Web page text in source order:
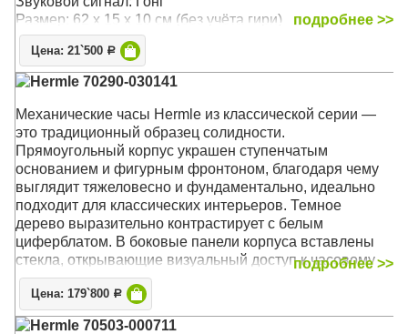
Размер: 62 х 15 х 10 см (без учёта гири)
подробнее >>
Цена: 21`500 Р
Hermle 70290-030141
Механические часы Hermle из классической серии —
это традиционный образец солидности.
Прямоугольный корпус украшен ступенчатым
основанием и фигурным фронтоном, благодаря чему
выглядит тяжеловесно и фундаментально, идеально
подходит для классических интерьеров. Темное
дерево выразительно контрастирует с белым
циферблатом. В боковые панели корпуса вставлены
стекла, открывающие визуальный доступ к часовому
механизму. Такое произведение немецких мастеров
может быть установлены в гостиной, кабинете или
просторном холле
подробнее >>
Цена: 179`800 Р
Hermle 70503-000711